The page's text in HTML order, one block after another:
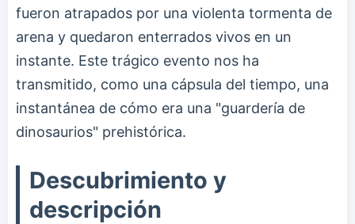
fueron atrapados por una violenta tormenta de
arena y quedaron enterrados vivos en un
instante. Este trágico evento nos ha
transmitido, como una cápsula del tiempo, una
instantánea de cómo era una "guardería de
dinosaurios" prehistórica.
Descubrimiento y
descripción